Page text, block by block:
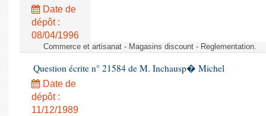
Date de
dépôt :
08/04/1996
Commerce et artisanat - Magasins discount - Reglementation.
Question écrite n° 21584 de M. Inchausp� Michel
Date de
dépôt :
11/12/1989